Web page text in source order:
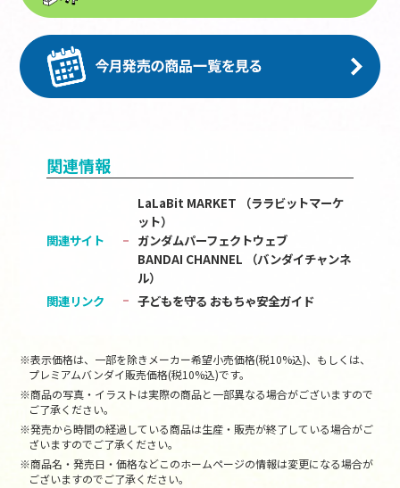
関連情報
関連サイト
LaLaBit MARKET （ララビットマーケ
ット）
ガンダムパーフェクトウェブ
BANDAI CHANNEL （バンダイチャンネ
ル）
関連リンク
子どもを守る おもちゃ安全ガイド
※表示価格は、一部を除きメーカー希望小売価格(税10%込)、もしくは、
プレミアムバンダイ販売価格(税10%込)です。
※商品の写真・イラストは実際の商品と一部異なる場合がございますので
ご了承ください。
※発売から時間の経過している商品は生産・販売が終了している場合がご
ざいますのでご了承ください。
※商品名・発売日・価格などこのホームページの情報は変更になる場合が
ございますのでご了承ください。